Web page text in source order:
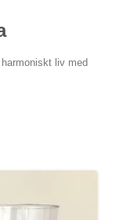
liv med